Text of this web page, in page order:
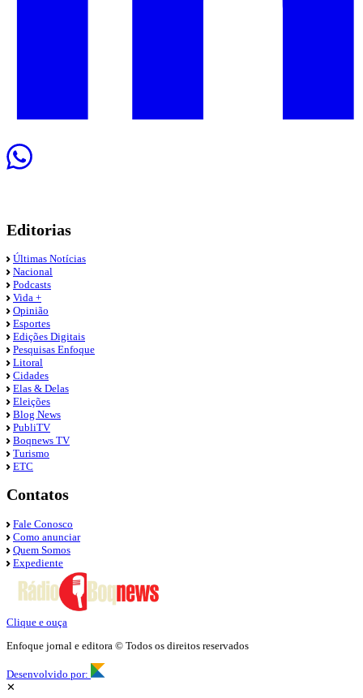
Editorias
Últimas Notícias
Nacional
Podcasts
Vida +
Opinião
Esportes
Edições Digitais
Pesquisas Enfoque
Litoral
Cidades
Elas & Delas
Eleições
Blog News
PubliTV
Boqnews TV
Turismo
ETC
Contatos
Fale Conosco
Como anunciar
Quem Somos
Expediente
Clique e ouça
Enfoque jornal e editora © Todos os direitos reservados
Desenvolvido por:
✕